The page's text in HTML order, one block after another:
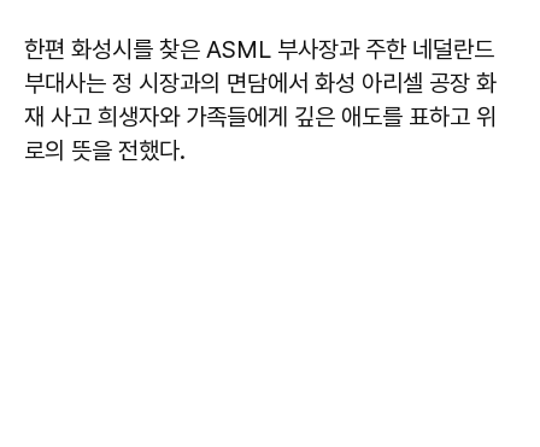
한편 화성시를 찾은 ASML 부사장과 주한 네덜란드
부대사는 정 시장과의 면담에서 화성 아리셀 공장 화
재 사고 희생자와 가족들에게 깊은 애도를 표하고 위
로의 뜻을 전했다.